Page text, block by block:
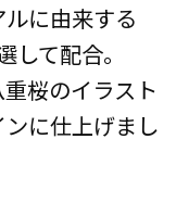
に由来する
て配合。
桜のイラスト
に仕上げまし